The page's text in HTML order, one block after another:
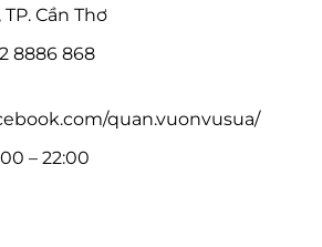
Cần Thơ
8886 868
quan.vuonvusua/
– 22:00